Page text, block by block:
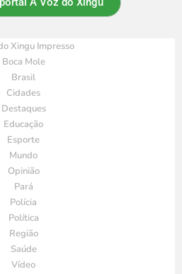
Xingu Impresso
Boca Mole
Brasil
Cidades
Destaques
Educação
Esporte
Mundo
Opinião
Pará
Polícia
Política
Região
Saúde
Vídeo